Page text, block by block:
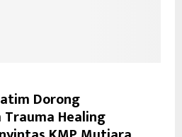
Dorong
Healing